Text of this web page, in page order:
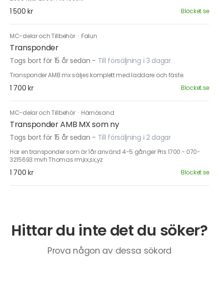
1 500 kr Blocket.se
MC-delar och Tillbehör · Falun
Transponder
Togs bort för 15 år sedan - Till försäljning i 3 dagar
Transponder AMB mx säljes komplett med laddare och fäste.
1 700 kr Blocket.se
MC-delar och Tillbehör · Härnösand
Transponder AMB MX som ny
Togs bort för 15 år sedan - Till försäljning i 2 dagar
Har en transponder som är 1år använd 4-5 gånger Pris 1700:- 070-
3215693 mvh Thomas rm,kx,sx,yz
1 700 kr Blocket.se
Hittar du inte det du söker?
Prova någon av dessa sökord